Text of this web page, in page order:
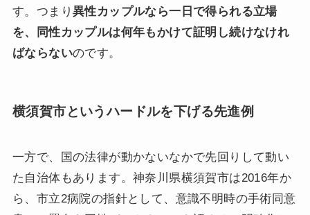
す。つまり 異性カップルなら一日で得られる立場
を、同性カップルは何年もかけて証明し続けなけれ
ばならないのです。
横須賀市というハードルを下げる先進例
一方で、国の法律が動かないなかで先回りして動い
た自治体もあります。神奈川県横須賀市は2016年か
ら、市立2病院の指針として、意識不明時の手術同意